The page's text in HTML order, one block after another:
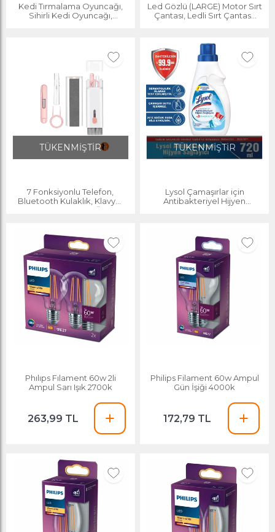
Kedi Tırmalama Oyuncağı,
Sihirli Kedi Oyuncağı,
Led Gözlü (LARGE) Motor Sırt
Çantası, Ledli Sırt Çantası,
TÜKENMİŞTİR
7 Fonksiyonlu Telefon,
Bluetooth Kulaklık, Klavye,
Ekran, Elektronik Ürün
TÜKENMİŞTİR
Lysol Çamaşırlar için
Antibakteriyel Hijyen
Phılıps Fılament 60w 2li
Ampul Sarı Işık 2700k
263,99 TL
Philips Filament 60w Ampul
Gün İşiği 4000k
172,79 TL